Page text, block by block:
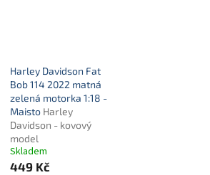
Harley Davidson Fat
Bob 114 2022 matná
zelená motorka 1:18 -
Maisto Harley
Davidson - kovový
model
Skladem
449 Kč